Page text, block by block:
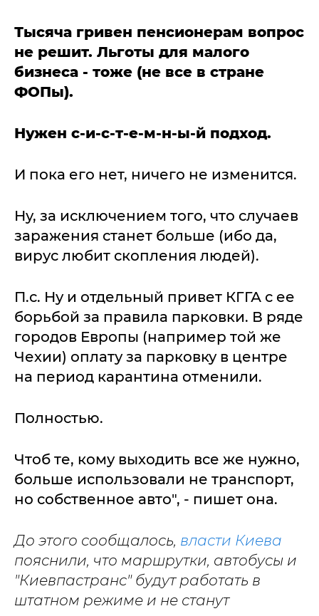
Тысяча гривен пенсионерам вопрос
не решит. Льготы для малого
бизнеса - тоже (не все в стране
ФОПы).
Нужен с-и-с-т-е-м-н-ы-й подход.
И пока его нет, ничего не изменится.
Ну, за исключением того, что случаев
заражения станет больше (ибо да,
вирус любит скопления людей).
П.с. Ну и отдельный привет КГГА с ее
борьбой за правила парковки. В ряде
городов Европы (например той же
Чехии) оплату за парковку в центре
на период карантина отменили.
Полностью.
Чтоб те, кому выходить все же нужно,
больше использовали не транспорт,
но собственное авто", - пишет она.
До этого сообщалось, власти Киева
пояснили, что маршрутки, автобусы и
"Киевпастранс" будут работать в
штатном режиме и не станут